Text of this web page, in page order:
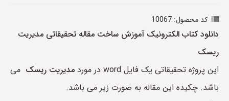
کد محصول: 10067
دانلود کتاب الکترونیک آموزش ساخت مقاله تحقیقاتی مدیریت
ریسک
این پروژه تحقیقاتی یک فایل word در مورد
مدیریت ریسک می
باشد. چکیده این مقاله به صورت زیر می باشد.